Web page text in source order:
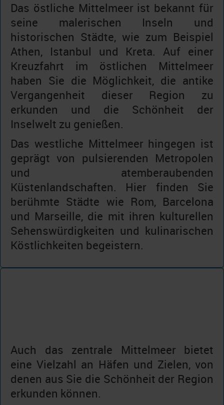
Das östliche Mittelmeer ist bekannt für
seine malerischen Inseln und
historischen Städte, wie zum Beispiel
Athen, Istanbul und Kreta. Auf einer
Kreuzfahrt im östlichen Mittelmeer
haben Sie die Möglichkeit, die antike
Vergangenheit dieser Region zu
erkunden und die Schönheit der
Inselwelt zu genießen.
Das westliche Mittelmeer hingegen ist
geprägt von pulsierenden Metropolen
und atemberaubenden
Küstenlandschaften. Hier finden Sie
berühmte Städte wie Rom, Barcelona
und Marseille, die mit ihren kulturellen
Sehenswürdigkeiten und kulinarischen
Köstlichkeiten begeistern.
Auch das zentrale Mittelmeer bietet
eine Vielzahl an Häfen und Zielen, von
denen aus Sie die Schönheit der Region
erkunden können.